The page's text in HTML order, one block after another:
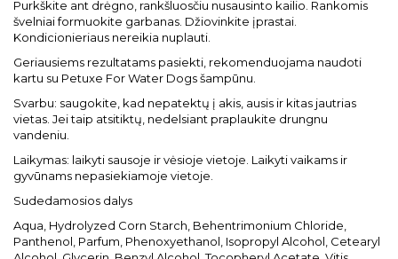
Purkškite ant drėgno, rankšluosčiu nusausinto kailio. Rankomis
švelniai formuokite garbanas. Džiovinkite įprastai.
Kondicionieriaus nereikia nuplauti.
Geriausiems rezultatams pasiekti, rekomenduojama naudoti
kartu su Petuxe For Water Dogs šampūnu.
Svarbu: saugokite, kad nepatektų į akis, ausis ir kitas jautrias
vietas. Jei taip atsitiktų, nedelsiant praplaukite drungnu
vandeniu.
Laikymas: laikyti sausoje ir vėsioje vietoje. Laikyti vaikams ir
gyvūnams nepasiekiamoje vietoje.
Sudedamosios dalys
Aqua, Hydrolyzed Corn Starch, Behentrimonium Chloride,
Panthenol, Parfum, Phenoxyethanol, Isopropyl Alcohol, Cetearyl